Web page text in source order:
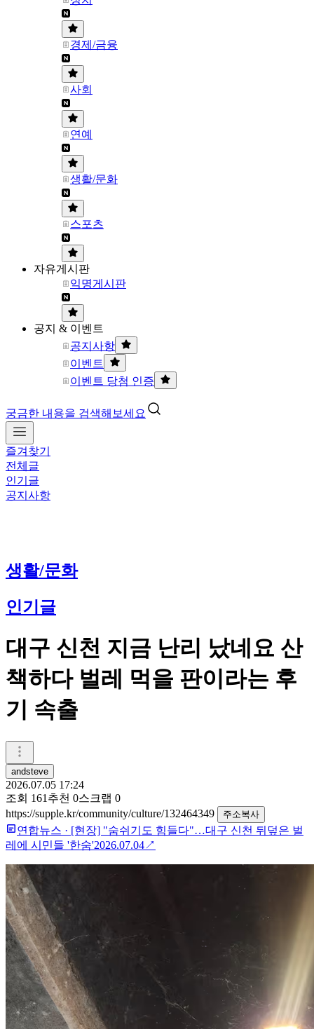
경제/금융
사회
연예
생활/문화
스포츠
자유게시판
익명게시판
공지 & 이벤트
공지사항
이벤트
이벤트 당첨 인증
궁금한 내용을 검색해보세요
즐겨찾기
전체글
인기글
공지사항
생활/문화
인기글
대구 신천 지금 난리 났네요 산
책하다 벌레 먹을 판이라는 후
기 속출
andsteve
2026.07.05 17:24
조회 161 추천 0스크랩 0
https://supple.kr/community/culture/132464349
주소복사
연합뉴스 · [현장] "숨쉬기도 힘들다"…대구 신천 뒤덮은 벌
레에 시민들 '한숨'2026.07.04↗